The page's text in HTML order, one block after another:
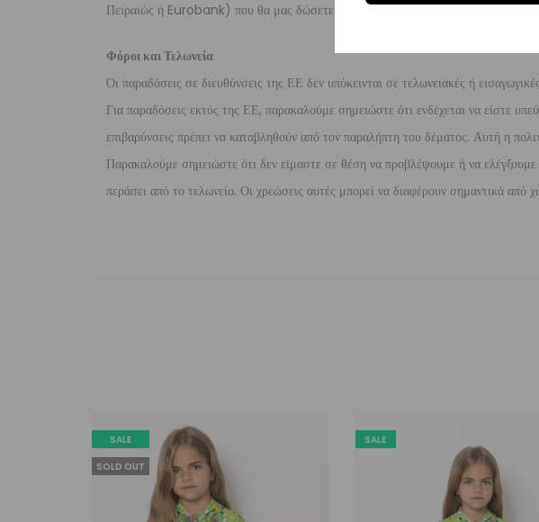
Πειραιώς ή Eurobank) που θα μας δώσετε μέσα σε 10 μέρες που θα παραλάβουμε
Φόροι και Τελωνεία
Οι παραδόσεις σε διευθύνσεις της ΕΕ δεν υπόκεινται σε τελωνειακές ή
Για παραδόσεις εκτός της ΕΕ, παρακαλούμε σημειώστε ότι ενδέχεται να είστε
επιβαρύνσεις πρέπει να καταβληθούν από τον παραλήπτη του δέματος. Αυτή η
Παρακαλούμε σημειώστε ότι δεν είμαστε σε θέση να προβλέψουμε ή να
περάσει από το τελωνείο. Οι χρεώσεις αυτές μπορεί να διαφέρουν σημαντικά από
SALE
SOLD OUT
SALE